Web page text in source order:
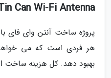
Can Wi-Fi Antenna
پروژه ساخت آنتن وای فای
هر فردی است که می
بهبود دهد. کل هزینه ساخت این آنتن